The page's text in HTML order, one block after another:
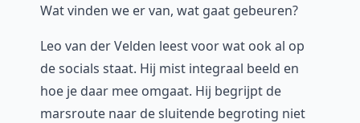
Wat vinden we er van, wat gaat gebeuren?
Leo van der Velden leest voor wat ook al op
de socials staat. Hij mist integraal beeld en
hoe je daar mee omgaat. Hij begrijpt de
marsroute naar de sluitende begroting niet